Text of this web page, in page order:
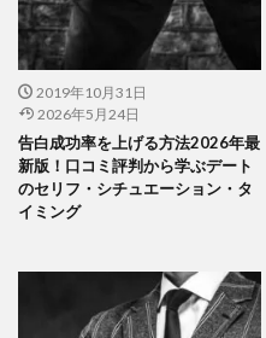
2019年10月31日
2026年5月24日
告白成功率を上げる方法2026年最
新版！口コミ評判から学ぶデート
のセリフ・シチュエーション・タ
イミング